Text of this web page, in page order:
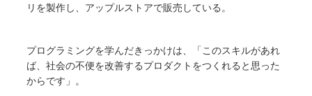
リを製作し、アップルストアで販売している。
プログラミングを学んだきっかけは、「このスキルがあれ
ば、社会の不便を改善するプロダクトをつくれると思った
からです」。